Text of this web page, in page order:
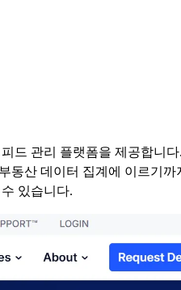
드 관리 플랫폼을 제공합니다.
동산 데이터 집계에 이르기까
있습니다.